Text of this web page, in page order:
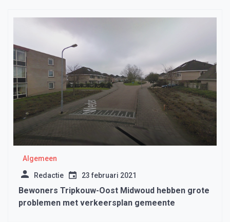
Algemeen
Redactie 23 februari 2021
Bewoners Tripkouw-Oost Midwoud hebben grote
problemen met verkeersplan gemeente